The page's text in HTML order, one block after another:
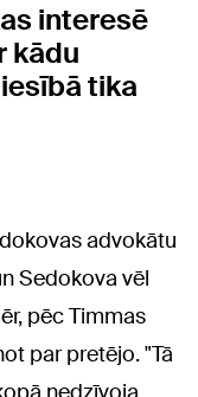
interesē
kādu
tika
advokātu
Sedokova vēl
pēc Timmas
par pretējo. "Tā